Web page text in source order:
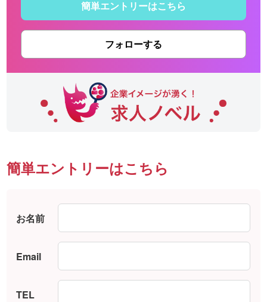
簡単エントリーはこちら
フォローする
簡単エントリーはこちら
お名前
Email
TEL